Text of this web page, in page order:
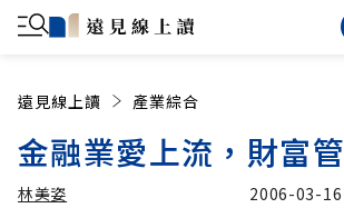
遠見線上讀 產業綜合
金融業愛上流，財富
林美姿 2006-03-16